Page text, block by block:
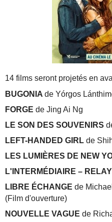
14 films seront projetés en
BUGONIAde Yórgos
FORGEde Jing Ai Ng
LE SON DES SOUVENIRS
LEFT-HANDED GIRLde
LES LUMIÈRES DE NEW
L'INTERMÉDIAIRE –
LIBRE ÉCHANGEde
(Film d'ouverture)
NOUVELLE VAGUEde